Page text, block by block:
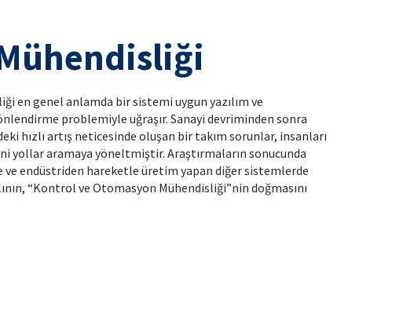
en genel anlamda bir sistemi uygun yazılım ve
problemiyle uğraşır. Sanayi devriminden sonra
hızlı artış neticesinde oluşan bir takım sorunlar, insanları
yollar aramaya yöneltmiştir. Araştırmaların sonucunda
endüstriden hareketle üretim yapan diğer sistemlerde
“Kontrol ve Otomasyon Mühendisliği”nin doğmasını